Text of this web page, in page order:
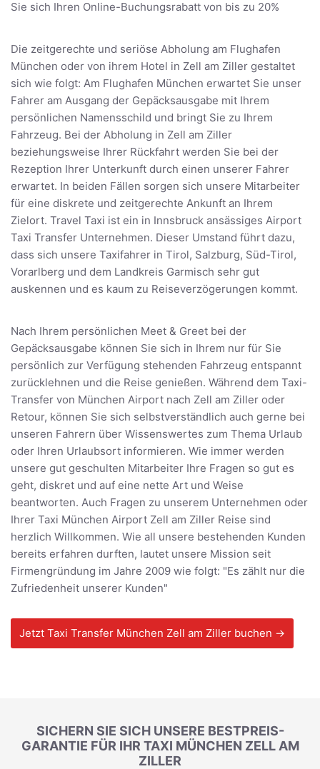
Sie sich Ihren Online-Buchungsrabatt von bis zu 20%
Die zeitgerechte und seriöse Abholung am Flughafen
München oder von ihrem Hotel in Zell am Ziller gestaltet
sich wie folgt: Am Flughafen München erwartet Sie unser
Fahrer am Ausgang der Gepäcksausgabe mit Ihrem
persönlichen Namensschild und bringt Sie zu Ihrem
Fahrzeug. Bei der Abholung in Zell am Ziller
beziehungsweise Ihrer Rückfahrt werden Sie bei der
Rezeption Ihrer Unterkunft durch einen unserer Fahrer
erwartet. In beiden Fällen sorgen sich unsere Mitarbeiter
für eine diskrete und zeitgerechte Ankunft an Ihrem
Zielort. Travel Taxi ist ein in Innsbruck ansässiges Airport
Taxi Transfer Unternehmen. Dieser Umstand führt dazu,
dass sich unsere Taxifahrer in Tirol, Salzburg, Süd-Tirol,
Vorarlberg und dem Landkreis Garmisch sehr gut
auskennen und es kaum zu Reiseverzögerungen kommt.
Nach Ihrem persönlichen Meet & Greet bei der
Gepäcksausgabe können Sie sich in Ihrem nur für Sie
persönlich zur Verfügung stehenden Fahrzeug entspannt
zurücklehnen und die Reise genießen. Während dem Taxi-
Transfer von München Airport nach Zell am Ziller oder
Retour, können Sie sich selbstverständlich auch gerne bei
unseren Fahrern über Wissenswertes zum Thema Urlaub
oder Ihren Urlaubsort informieren. Wie immer werden
unsere gut geschulten Mitarbeiter Ihre Fragen so gut es
geht, diskret und auf eine nette Art und Weise
beantworten. Auch Fragen zu unserem Unternehmen oder
Ihrer Taxi München Airport Zell am Ziller Reise sind
herzlich Willkommen. Wie all unsere bestehenden Kunden
bereits erfahren durften, lautet unsere Mission seit
Firmengründung im Jahre 2009 wie folgt: "Es zählt nur die
Zufriedenheit unserer Kunden"
Jetzt Taxi Transfer München Zell am Ziller buchen →
SICHERN SIE SICH UNSERE BESTPREIS-
GARANTIE FÜR IHR TAXI MÜNCHEN ZELL AM
ZILLER